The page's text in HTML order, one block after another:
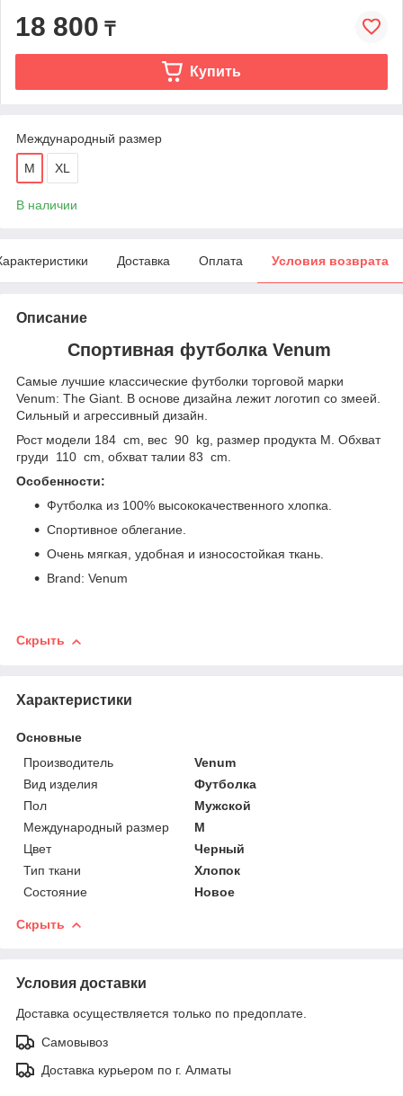
18 800 ₸
Купить
Международный размер
M XL
В наличии
Доставка Оплата Условия возврата
Описание
Спортивная футболка Venum
Самые лучшие классические футболки торговой марки
Venum: The Giant. В основе дизайна лежит логотип со змеей.
Сильный и агрессивный дизайн.
Рост модели 184 cm, вес 90 kg, размер продукта M. Обхват
груди 110 cm, обхват талии 83 cm.
Особенности:
Футболка из 100% высококачественного хлопка.
Спортивное облегание.
Очень мягкая, удобная и износостойкая ткань.
Brand: Venum
Скрыть
Характеристики
Основные
Производитель
Venum
Вид изделия
Футболка
Пол
Мужской
Международный размер
M
Цвет
Черный
Тип ткани
Хлопок
Состояние
Новое
Скрыть
Условия доставки
Доставка осуществляется только по предоплате.
Самовывоз
Доставка курьером по г. Алматы